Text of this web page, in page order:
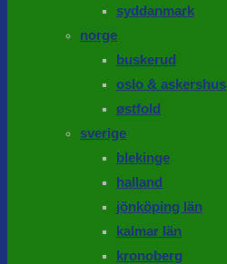
syddanmark
norge
buskerud
oslo & askershus
østfold
sverige
blekinge
halland
jönköping län
kalmar län
kronoberg